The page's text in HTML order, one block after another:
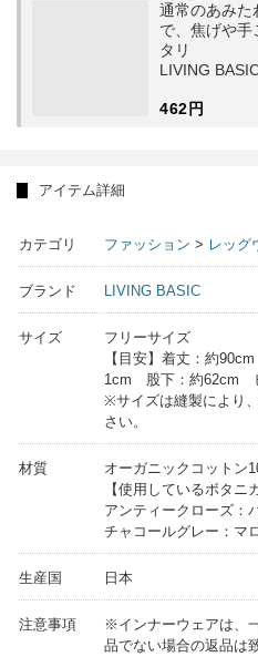
通常のあみた
で、焦げや手
タリ
LIVING
用）台所用
462円
アイテム詳細
カテゴリ ファッション > レッグ
ブランド LIVING BASIC
サイズ
フリーサイズ
【目安】着丈：約
1cm 股下：約62cm
※サイズは縫製により
さい。
材質
オーガニックコットン
【使用しているボタニ
アンティークローズ：
チャコールグレー：マ
生産国 日本
注意事項
※インナーウェアは、
品でない場合の返品は